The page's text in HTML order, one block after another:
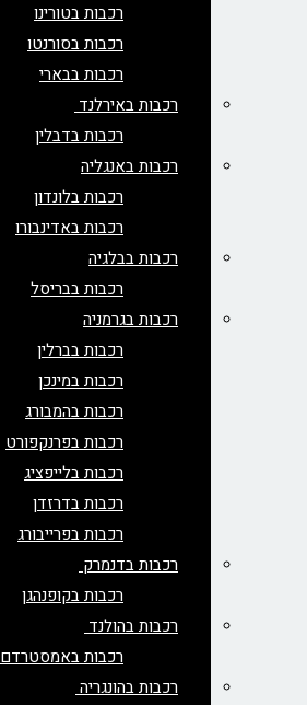
רכבות בטורינו
רכבות בסורנטו
רכבות בבארי
רכבות באירלנד
רכבות בדבלין
רכבות באנגליה
רכבות בלונדון
רכבות באדינבורו
רכבות בבלגיה
רכבות בבריסל
רכבות בגרמניה
רכבות בברלין
רכבות במינכן
רכבות בהמבורג
רכבות בפרנקפורט
רכבות בלייפציג
רכבות בדרזדן
רכבות בפרייבורג
רכבות בדנמרק
רכבות בקופנהגן
רכבות בהולנד
רכבות באמסטרדם
רכבות בהונגריה